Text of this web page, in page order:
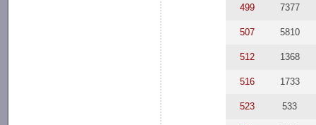
499 7377
507 5810
512 1368
516 1733
523 533